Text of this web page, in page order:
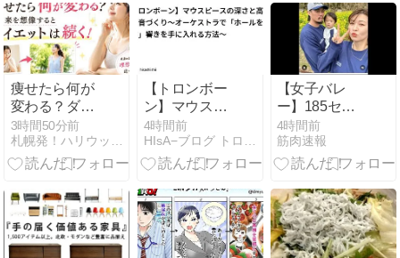
して夢が叶っ
た瞬間
痩せたら何が
変わる？ダイ
エットが続く
人は「未来」
を想像してい
3時間50分前
【トロンボー
ン】マウスピ
ースの深さと
高音域の音づ
くり〜オーケ
ールを満た
す」響きを手
に入れる方
法〜
4時間前
【女子バレ
ー】185セン
チ・木村沙
織、息子に
「高い高い」
展開激白 「す
ごい列になっ
て…私アトラ
クションじゃ
4時間前
筋肉速報